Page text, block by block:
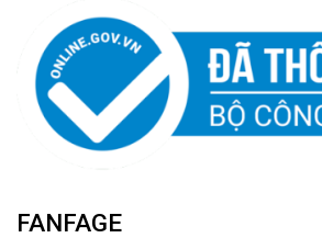
FANFAGE